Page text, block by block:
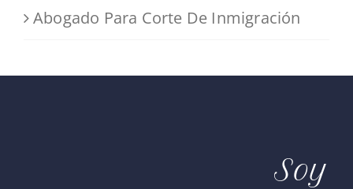
Abogado Para Corte De Inmigración
Soy